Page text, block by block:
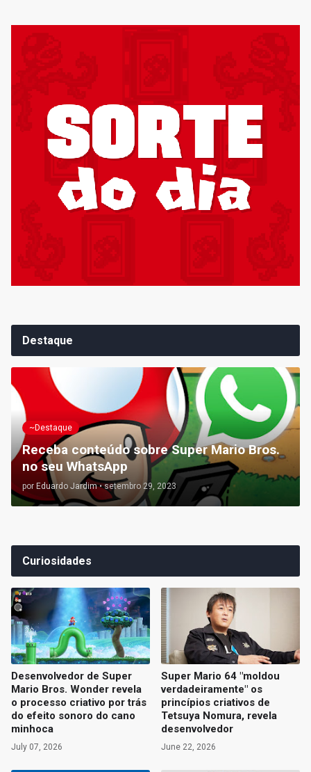
Destaque
~Destaque
Receba conteúdo sobre Super Mario Bros.
no seu WhatsApp
por Eduardo Jardim • setembro 29, 2023
Curiosidades
Desenvolvedor de Super
Mario Bros. Wonder revela
o processo criativo por trás
do efeito sonoro do cano
minhoca
July 07, 2026
Super Mario 64 "moldou
verdadeiramente" os
princípios criativos de
Tetsuya Nomura, revela
desenvolvedor
June 22, 2026